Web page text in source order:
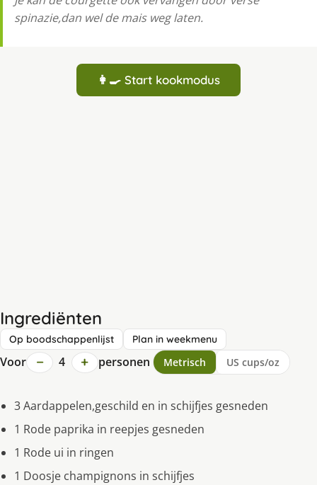
spinazie,dan wel de mais weg laten.
👩‍🍳 Start kookmodus
Ingrediënten
Op boodschappenlijst Plan in weekmenu
Voor − 4 + personen Metrisch US cups/oz
3 Aardappelen,geschild en in schijfjes gesneden
1 Rode paprika in reepjes gesneden
1 Rode ui in ringen
1 Doosje champignons in schijfjes